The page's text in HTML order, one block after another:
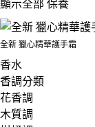
顯示全部 保養
全新 獵心精華護手霜
香水
香調分類
花香調
木質調